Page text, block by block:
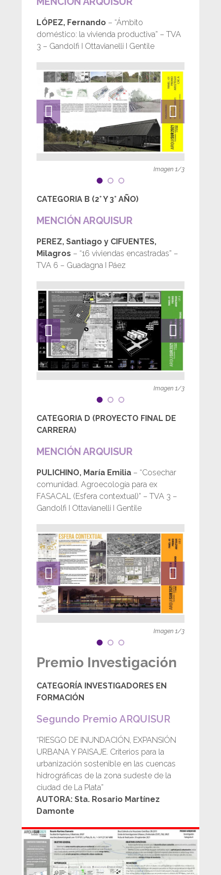
LÓPEZ, Fernando – “Ámbito
doméstico: la vivienda productiva” – TVA
3 – Gandolfi I Ottavianelli I Gentile
Imagen 1/3
CATEGORIA B (2° Y 3° AÑO)
MENCIÓN ARQUISUR
PEREZ, Santiago y CIFUENTES,
Milagros – “16 viviendas encastradas” –
TVA 6 – Guadagna I Páez
Imagen 1/3
CATEGORIA D (PROYECTO FINAL DE
CARRERA)
MENCIÓN ARQUISUR
PULICHINO, María Emilia – “Cosechar
comunidad. Agroecología para ex
FASACAL (Esfera contextual)” – TVA 3 –
Gandolfi I Ottavianelli I Gentile
Imagen 1/3
Premio Investigación
CATEGORÍA INVESTIGADORES EN
FORMACIÓN
Segundo Premio ARQUISUR
“RIESGO DE INUNDACIÓN, EXPANSIÓN
URBANA Y PAISAJE. Criterios para la
urbanización sostenible en las cuencas
hidrográficas de la zona sudeste de la
ciudad de La Plata”
AUTORA: Sta. Rosario Martínez
Damonte